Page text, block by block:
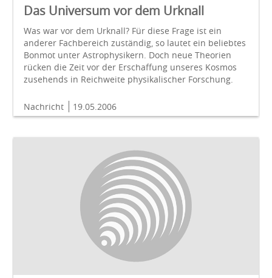
Das Universum vor dem Urknall
Was war vor dem Urknall? Für diese Frage ist ein
anderer Fachbereich zuständig, so lautet ein beliebtes
Bonmot unter Astrophysikern. Doch neue Theorien
rücken die Zeit vor der Erschaffung unseres Kosmos
zusehends in Reichweite physikalischer Forschung.
Nachricht 19.05.2006